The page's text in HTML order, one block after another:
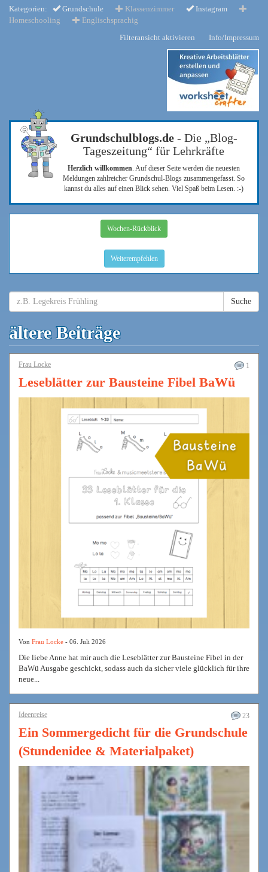
Kategorien: Grundschule Klassenzimmer
Instagram
Homeschooling
Englischsprachig
Filteransicht aktivieren
Info/Impressum
Grundschulblogs.de- Die „Blog-
Tageszeitung“ für Lehrkräfte
Herzlich willkommen. Auf dieser Seite werden die neuesten
Meldungen zahlreicher Grundschul-Blogs zusammengefasst. So
kannst du alles auf einen Blick sehen. Viel Spaß beim Lesen. :-)
Wochen-Rückblick
Weiterempfehlen
Suche
ältere Beiträge
1
Frau Locke
Leseblätter zur Bausteine Fibel BaWü
Von Frau Locke - 06. Juli 2026
Die liebe Anne hat mir auch die Leseblätter zur Bausteine Fibel in der
BaWü Ausgabe geschickt, sodass auch da sicher viele glücklich für ihre
neue...
23
Ideenreise
Ein Sommergedicht für die Grundschule
(Stundenidee & Materialpaket)